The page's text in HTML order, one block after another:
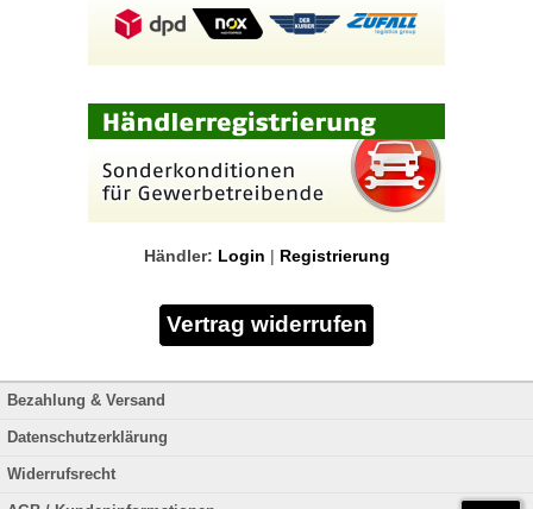
Händler: Login | Registrierung
Bezahlung & Versand
Datenschutzerklärung
Widerrufsrecht